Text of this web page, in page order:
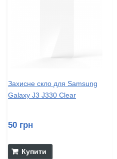
Захисне скло для Samsung
Galaxy J3 J330 Clear
50 грн
Купити